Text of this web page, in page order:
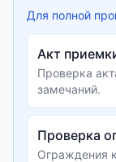
Для полной
Акт
Проверка
замечаний.
Проверка
Ограждения